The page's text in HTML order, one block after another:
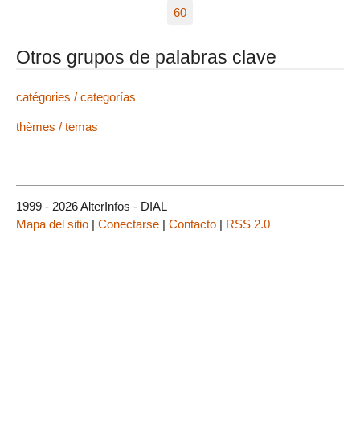
60
Otros grupos de palabras clave
catégories / categorías
thèmes / temas
1999 - 2026 AlterInfos - DIAL
Mapa del sitio | Conectarse | Contacto | RSS 2.0